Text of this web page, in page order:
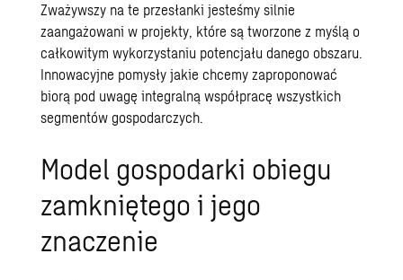
Zważywszy na te przesłanki jesteśmy silnie
zaangażowani w projekty, które są tworzone z myślą o
całkowitym wykorzystaniu potencjału danego obszaru.
Innowacyjne pomysły jakie chcemy zaproponować
biorą pod uwagę integralną współpracę wszystkich
segmentów gospodarczych.
Model gospodarki obiegu
zamkniętego i jego
znaczenie